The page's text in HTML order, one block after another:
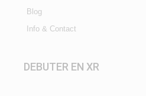
Blog
Info & Contact
DEBUTER EN XR